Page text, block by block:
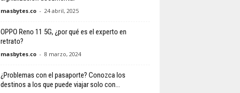
masbytes.co - 24 abril, 2025
OPPO Reno 11 5G, ¿por qué es el experto en
retrato?
masbytes.co - 8 marzo, 2024
¿Problemas con el pasaporte? Conozca los
destinos a los que puede viajar solo con...